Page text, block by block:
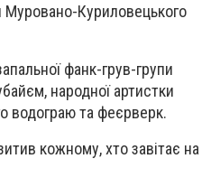
Муровано-Куриловецького
фанк-грув-групи
народної артистки
водограю та феєрверк.
кожному, хто завітає на